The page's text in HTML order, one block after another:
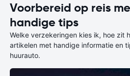
Voorbereid op reis
handige tips
Welke verzekeringen kies ik, hoe zit
artikelen met handige informatie en
huurauto.